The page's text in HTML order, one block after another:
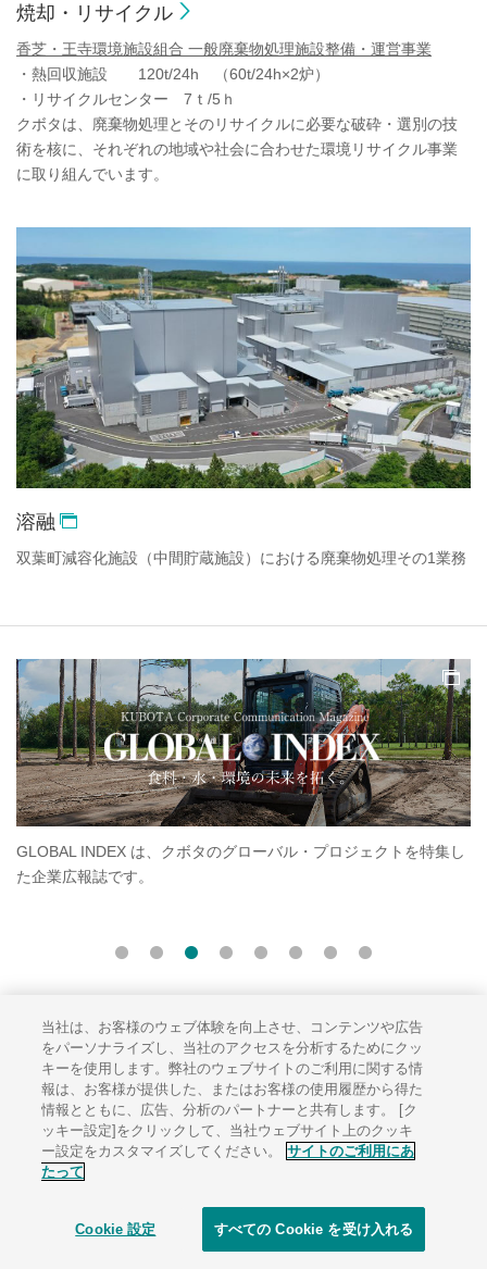
焼却・リサイクル
香芝・王寺環境施設組合 一般廃棄物処理施設整備・運営事業
・熱回収施設 120t/24h （60t/24h×2炉）
・リサイクルセンター 7ｔ/5ｈ
クボタは、廃棄物処理とそのリサイクルに必要な破砕・選別の技
術を核に、それぞれの地域や社会に合わせた環境リサイクル事業
に取り組んでいます。
溶融
双葉町減容化施設（中間貯蔵施設）における廃棄物処理その1業務
ーバル・プロジェクトを特集し クボタラグビー部「クボタスピアー
サイトのご利用にあたって
ソーシャルメディアポリシー
個人情報保護方針
サイトマップ
2026 KUBOTA Corporation.
当社は、お客様のウェブ体験を向上させ、コンテンツや広告
をパーソナライズし、当社のアクセスを分析するためにクッ
キーを使用します。弊社のウェブサイトのご利用に関する情
報は、お客様が提供した、またはお客様の使用履歴から得た
情報とともに、広告、分析のパートナーと共有します。 [ク
ッキー設定]をクリックして、当社ウェブサイト上のクッキ
ー設定をカスタマイズしてください。
サイトのご利用にあ
たって
Cookie 設定 すべての Cookie を受け入れる